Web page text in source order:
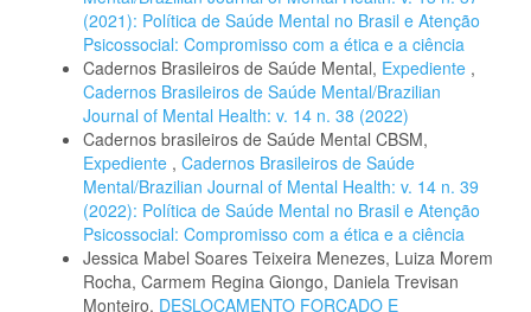
(2021): Política de Saúde Mental no Brasil e Atenção
Psicossocial: Compromisso com a ética e a ciência
Cadernos Brasileiros de Saúde Mental, Expediente ,
Cadernos Brasileiros de Saúde Mental/Brazilian
Journal of Mental Health: v. 14 n. 38 (2022)
Cadernos brasileiros de Saúde Mental CBSM,
Expediente , Cadernos Brasileiros de Saúde
Mental/Brazilian Journal of Mental Health: v. 14 n. 39
(2022): Política de Saúde Mental no Brasil e Atenção
Psicossocial: Compromisso com a ética e a ciência
Jessica Mabel Soares Teixeira Menezes, Luiza Morem
Rocha, Carmem Regina Giongo, Daniela Trevisan
Monteiro, DESLOCAMENTO FORÇADO E